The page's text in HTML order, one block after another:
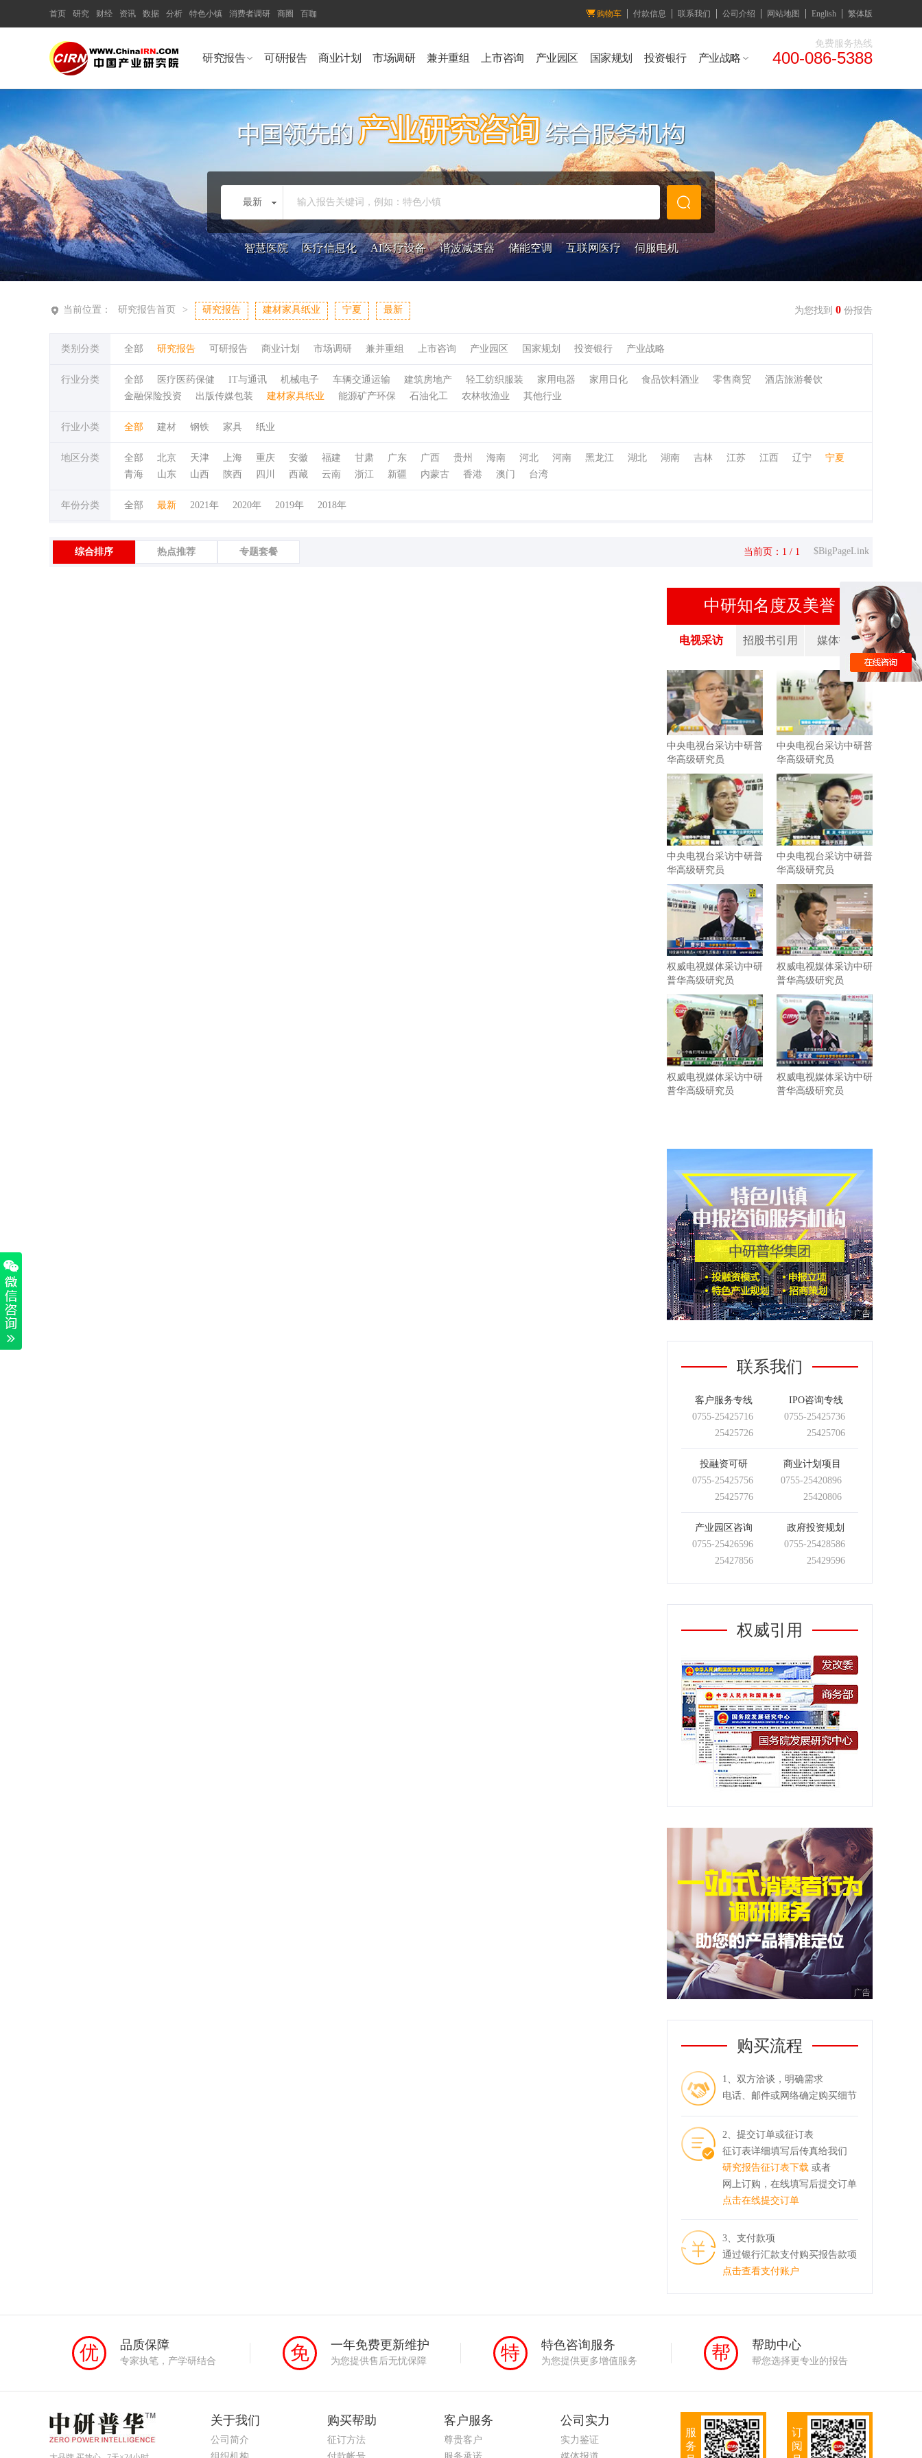
首页 研究 财经 资讯 数据 分析 特色小镇 消费者调研 商圈 百咖 购物车 付款信息 联系我们 公司介绍 网站地图 English 繁体版
研究报告 可研报告 商业计划 市场调研 兼并重组 上市咨询 产业园区 国家规划 投资银行 产业战略
免费服务热线
400-086-5388
输入报告关键词，例如：特色小镇
最新
智慧医院 医疗信息化 AI医疗设备 谐波减速器 储能空调 互联网医疗 伺服电机
当前位置： 研究报告首页 > 研究报告 建材家具纸业 宁夏 最新 为您找到 0 份报告
类别分类 全部 研究报告 可研报告 商业计划 市场调研 兼并重组 上市咨询 产业园区 国家规划 投资银行 产业战略
行业分类 全部 医疗医药保健 IT与通讯 机械电子 车辆交通运输 建筑房地产 轻工纺织服装 家用电器 家用日化 食品饮料酒业 零售商贸
酒店旅游餐饮
金融保险投资
出版传媒包装 建材家具纸业 能源矿产环保 石油化工 农林牧渔业 其他行业
行业小类 全部 建材 钢铁 家具 纸业
地区分类 全部 北京 天津 上海 重庆 安徽 福建 甘肃 广东 广西 贵州 海南 河北 河南 黑龙江 湖北 湖南 吉林 江苏 江西 辽宁
宁夏
青海
山东 山西 陕西 四川 西藏 云南 浙江 新疆 内蒙古 香港 澳门 台湾
年份分类 全部 最新 2021年 2020年 2019年 2018年
综合排序 热点推荐 专题套餐 当前页：1 / 1 $BigPageLink
中研知名度及美誉
电视采访 招股书引用 媒体报道
中央电视台采访中研普
华高级研究员
中央电视台采访中研普
华高级研究员
中央电视台采访中研普
华高级研究员
中央电视台采访中研普
华高级研究员
权威电视媒体采访中研
普华高级研究员
权威电视媒体采访中研
普华高级研究员
权威电视媒体采访中研
普华高级研究员
权威电视媒体采访中研
普华高级研究员
联系我们
客户服务专线
0755-25425716
25425726
IPO咨询专线
0755-25425736
25425706
投融资可研
0755-25425756
25425776
商业计划项目
0755-25420896
25420806
产业园区咨询
0755-25426596
25427856
政府投资规划
0755-25428586
25429596
权威引用
购买流程
1、双方洽谈，明确需求
电话、邮件或网络确定购买细节
2、提交订单或征订表
征订表详细填写后传真给我们
研究报告征订表下载 或者
网上订购，在线填写后提交订单
点击在线提交订单
3、支付款项
通过银行汇款支付购买报告款项
点击查看支付账户
优 品质保障
专家执笔，产学研结合 免 一年免费更新维护
为您提供售后无忧保障 特 特色咨询服务
为您提供更多增值服务 帮 帮助中心
帮您选择更专业的报告
关于我们
公司简介
购买帮助
征订方法
客户服务
尊贵客户
公司实力
实力鉴证
服
务
订
阅